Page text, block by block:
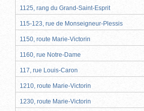
1125, rang du Grand-Saint-Esprit
115-123, rue de Monseigneur-Plessis
1150, route Marie-Victorin
1160, rue Notre-Dame
117, rue Louis-Caron
1210, route Marie-Victorin
1230, route Marie-Victorin